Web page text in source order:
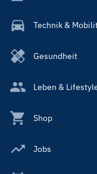
Technik &
Gesundheit
Leben &
Shop
Jobs